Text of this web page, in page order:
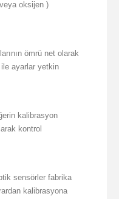
oksijen )
ömrü net olarak
ayarlar yetkin
kalibrasyon
kontrol
sensörler fabrika
kalibrasyona